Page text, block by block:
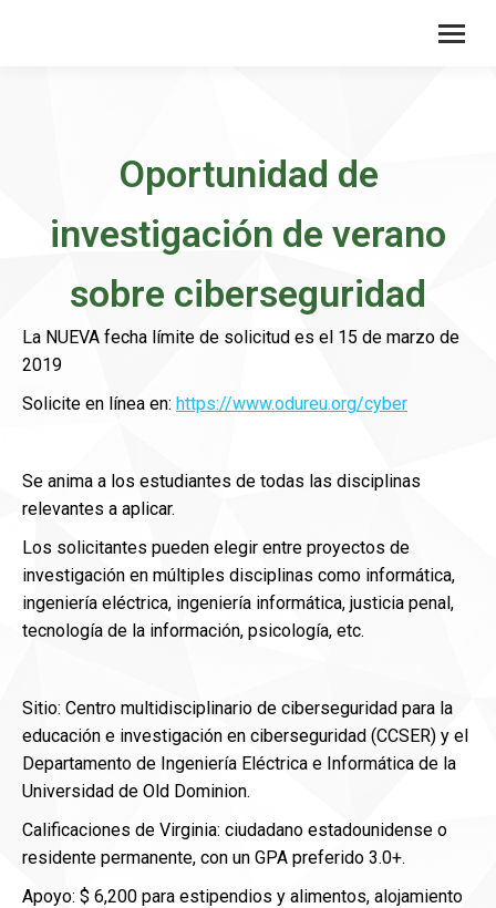
Oportunidad de
investigación de verano
sobre ciberseguridad
La NUEVA fecha límite de solicitud es el 15 de marzo de
2019
Solicite en línea en: https://www.odureu.org/cyber
Se anima a los estudiantes de todas las disciplinas
relevantes a aplicar.
Los solicitantes pueden elegir entre proyectos de
investigación en múltiples disciplinas como informática,
ingeniería eléctrica, ingeniería informática, justicia penal,
tecnología de la información, psicología, etc.
Sitio: Centro multidisciplinario de ciberseguridad para la
educación e investigación en ciberseguridad (CCSER) y el
Departamento de Ingeniería Eléctrica e Informática de la
Universidad de Old Dominion.
Calificaciones de Virginia: ciudadano estadounidense o
residente permanente, con un GPA preferido 3.0+.
Apoyo: $ 6,200 para estipendios y alimentos, alojamiento